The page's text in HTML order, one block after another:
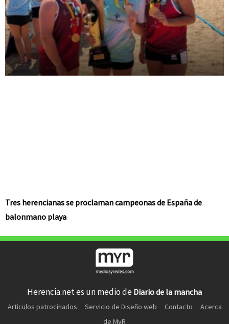
Tres herencianas se proclaman campeonas de España de
balonmano playa
Herencia.net es un medio de Diario de la mancha
Artículos patrocinados Servicio de Diseño web Contacto
Acerca
de MyR